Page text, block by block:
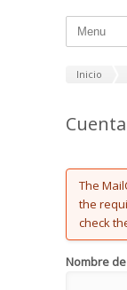
Inicio
The
the
check
Nombre